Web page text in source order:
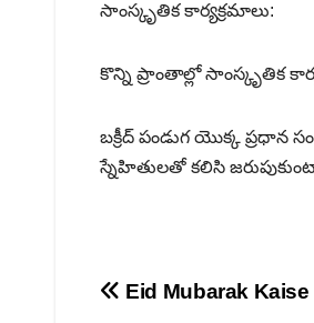
సాంస్కృతిక కార్యక్రమాలు:
కొన్ని ప్రాంతాల్లో సాంస్కృతిక
బక్రీద్ పండుగ యొక్క ప్రధాన
స్నేహితులతో కలిసి
Post
Eid Mubarak